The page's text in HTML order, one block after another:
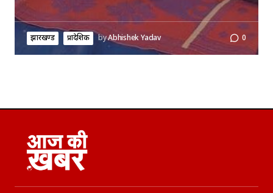
झारखण्ड प्रादेशिक byAbhishek Yadav 0